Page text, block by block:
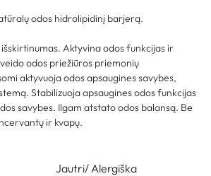
odos hidrolipidinį barjerą.
Aktyvina odos funkcijas ir
odos priežiūros priemonių
aktyvuoja odos apsaugines savybes,
Stabilizuoja apsaugines odos funkcijas
savybes. Ilgam atstato odos balansą. Be
ir kvapų.
Jautri/ Alergiška